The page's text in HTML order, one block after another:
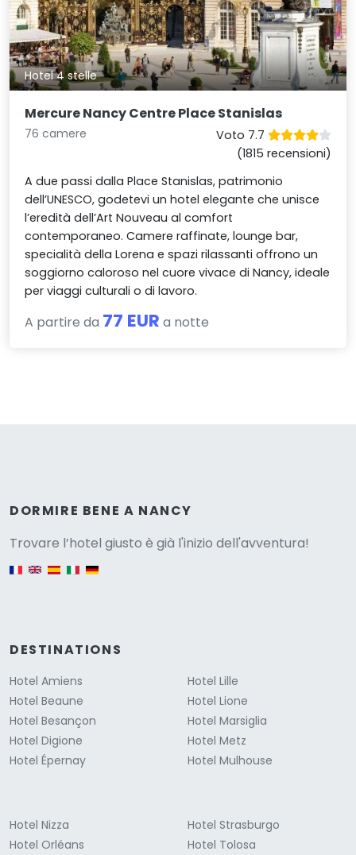
Hotel 4 stelle
Mercure Nancy Centre Place Stanislas
76 camere
Voto 7.7
(1815 recensioni)
A due passi dalla Place Stanislas, patrimonio
dell’UNESCO, godetevi un hotel elegante che unisce
l’eredità dell’Art Nouveau al comfort
contemporaneo. Camere raffinate, lounge bar,
specialità della Lorena e spazi rilassanti offrono un
soggiorno caloroso nel cuore vivace di Nancy, ideale
per viaggi culturali o di lavoro.
A partire da 77 EUR a notte
DORMIRE BENE A NANCY
Trovare l’hotel giusto è già l'inizio dell'avventura!
DESTINATIONS
Hotel Amiens
Hotel Beaune
Hotel Besançon
Hotel Digione
Hotel Épernay
Hotel Lille
Hotel Lione
Hotel Marsiglia
Hotel Metz
Hotel Mulhouse
Hotel Nizza
Hotel Orléans
Hotel Strasburgo
Hotel Tolosa